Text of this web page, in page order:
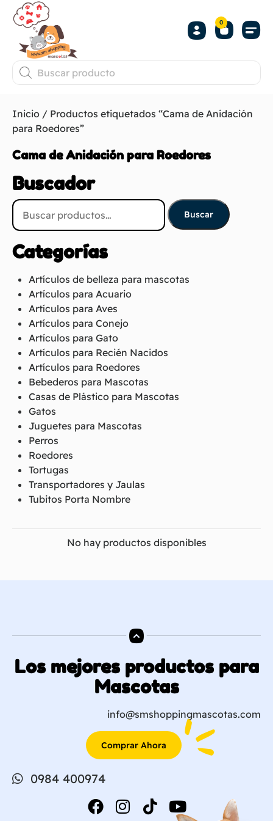
0
Inicio / Productos etiquetados “Cama de Anidación
para Roedores”
Cama de Anidación para Roedores
Buscador
Buscar
Categorías
Artículos de belleza para mascotas
Artículos para Acuario
Artículos para Aves
Artículos para Conejo
Artículos para Gato
Artículos para Recién Nacidos
Artículos para Roedores
Bebederos para Mascotas
Casas de Plástico para Mascotas
Gatos
Juguetes para Mascotas
Perros
Roedores
Tortugas
Transportadores y Jaulas
Tubitos Porta Nombre
No hay productos disponibles
Los mejores productos para
Mascotas
info@smshoppingmascotas.com
Comprar Ahora
0984 400974